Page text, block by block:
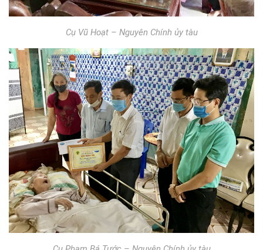
Cụ Vũ Hoạt – Nguyên Chính ủy tàu